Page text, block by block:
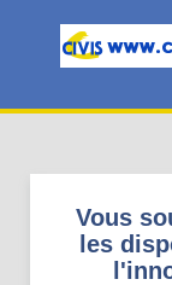
Vous
les